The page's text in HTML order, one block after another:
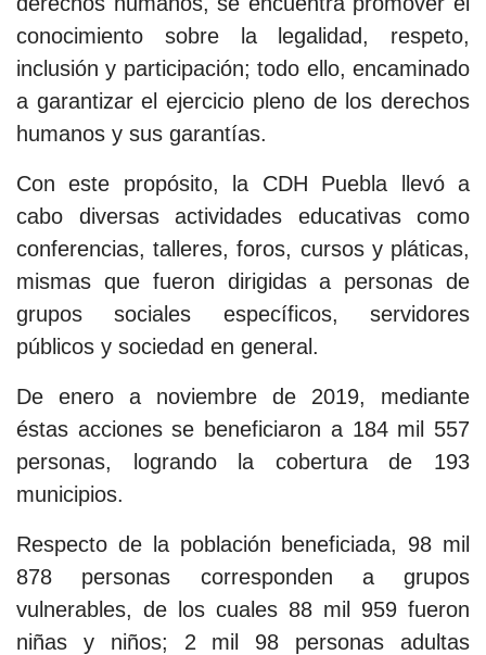
conocimiento sobre la legalidad, respeto,
inclusión y participación; todo ello, encaminado
a garantizar el ejercicio pleno de los derechos
humanos y sus garantías.
Con este propósito, la CDH Puebla llevó a
cabo diversas actividades educativas como
conferencias, talleres, foros, cursos y pláticas,
mismas que fueron dirigidas a personas de
grupos sociales específicos, servidores
públicos y sociedad en general.
De enero a noviembre de 2019, mediante
éstas acciones se beneficiaron a 184 mil 557
personas, logrando la cobertura de 193
municipios.
Respecto de la población beneficiada, 98 mil
878 personas corresponden a grupos
vulnerables, de los cuales 88 mil 959 fueron
niñas y niños; 2 mil 98 personas adultas